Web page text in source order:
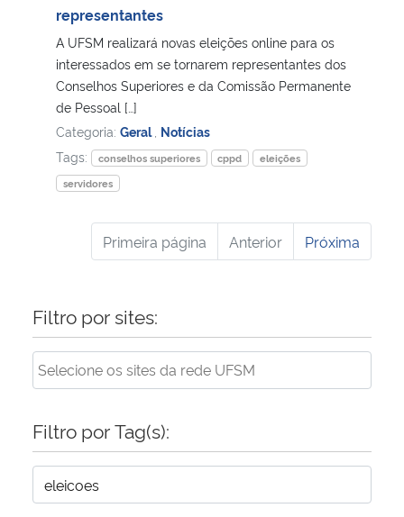
representantes
A UFSM realizará novas eleições online para os
interessados em se tornarem representantes dos
Conselhos Superiores e da Comissão Permanente
de Pessoal […]
Categoria: Geral
Notícias
Tags:
conselhos superiores cppd
eleições
servidores
Primeira página Anterior Próxima
Filtro por sites:
Filtro por Tag(s):